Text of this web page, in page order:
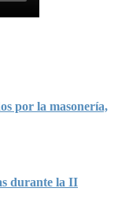
por la masonería,
durante la II